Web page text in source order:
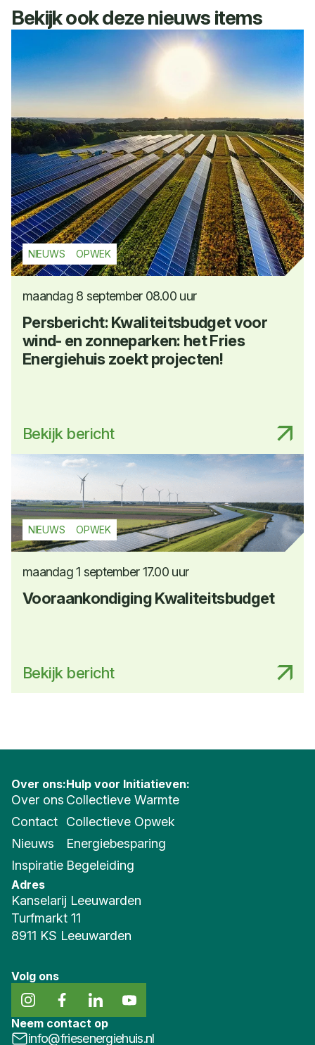
Bekijk ook deze nieuws items
NIEUWS OPWEK
maandag 8 september 08.00 uur
Persbericht: Kwaliteitsbudget voor
wind- en zonneparken: het Fries
Energiehuis zoekt projecten!
Bekijk bericht
NIEUWS OPWEK
maandag 1 september 17.00 uur
Vooraankondiging Kwaliteitsbudget
Bekijk bericht
Over ons:
Over ons
Contact
Nieuws
Inspiratie
Hulp voor Initiatieven:
Collectieve Warmte
Collectieve Opwek
Energiebesparing
Begeleiding
Neem contact op
info@friesenergiehuis.nl
Adres
Kanselarij Leeuwarden
Turfmarkt 11
8911 KS Leeuwarden
Volg ons